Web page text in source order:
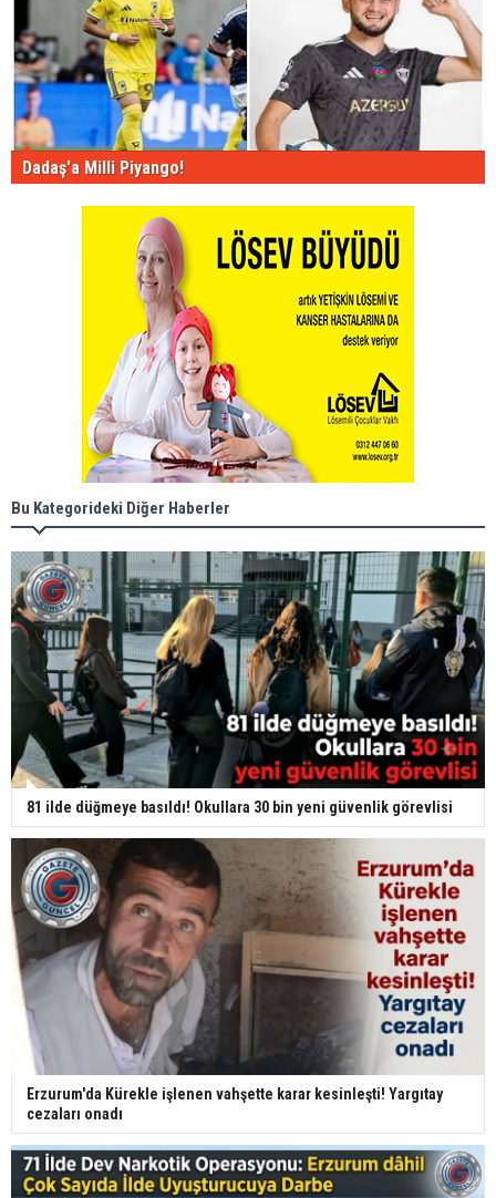
Dadaş'a Milli Piyango!
Bu Kategorideki Diğer Haberler
81 ilde düğmeye basıldı! Okullara 30 bin yeni güvenlik görevlisi
Erzurum'da Kürekle işlenen vahşette karar kesinleşti! Yargıtay
cezaları onadı